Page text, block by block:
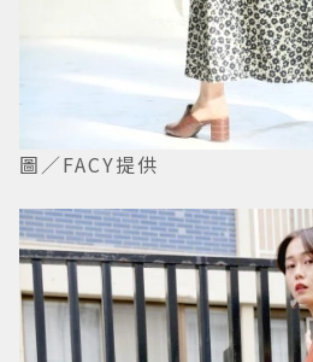
圖／FACY提供